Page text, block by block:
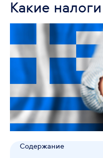
Какие
Содержание